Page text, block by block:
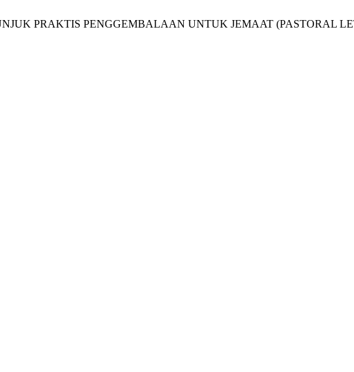
PRAKTIS PENGGEMBALAAN UNTUK JEMAAT (PASTORAL